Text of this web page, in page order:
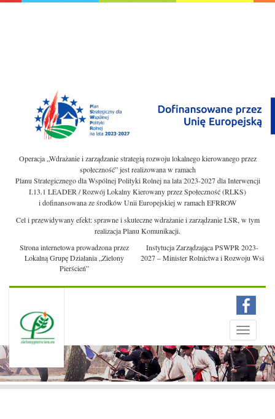
Operacja „Wdrażanie i zarządzanie strategią rozwoju lokalnego kierowanego przez
społeczność” jest realizowana w ramach
Planu Strategicznego dla Wspólnej Polityki Rolnej na lata 2023-2027 dla Interwencji
I.13.1 LEADER / Rozwój Lokalny Kierowany przez Społeczność (RLKS)
i dofinansowana ze środków Unii Europejskiej w ramach EFRROW
Cel i przewidywany efekt: sprawne i skuteczne wdrażanie i zarządzanie LSR, w tym
realizacja Planu Komunikacji.
Strona internetowa prowadzona przez
Lokalną Grupę Działania „Zielony
Pierścień”
Instytucja Zarządzająca PSWPR 2023-
2027 – Minister Rolnictwa i Rozwoju Wsi
Toggle
Menu